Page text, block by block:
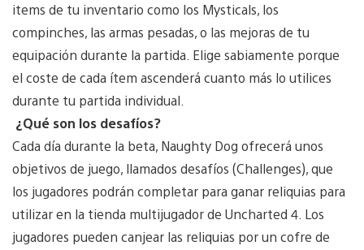
items de tu inventario como los Mysticals, los
compinches, las armas pesadas, o las mejoras de tu
equipación durante la partida. Elige sabiamente porque
el coste de cada ítem ascenderá cuanto más lo utilices
durante tu partida individual.
¿Qué son los desafíos?
Cada día durante la beta, Naughty Dog ofrecerá unos
objetivos de juego, llamados desafíos (Challenges), que
los jugadores podrán completar para ganar reliquias para
utilizar en la tienda multijugador de Uncharted 4. Los
jugadores pueden canjear las reliquias por un cofre de